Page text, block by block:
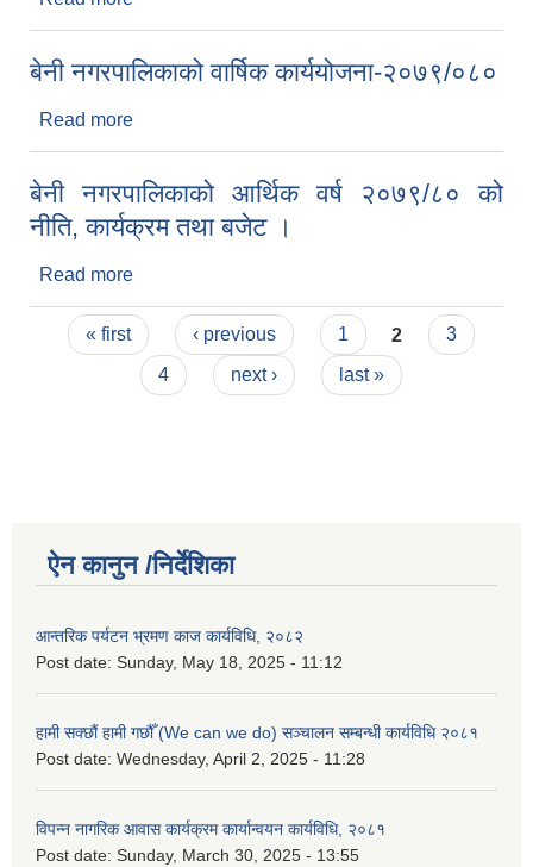
बेनी नगरपालिकाको वार्षिक कार्ययोजना-२०७९/०८०
Read more
बेनी नगरपालिकाको आर्थिक वर्ष २०७९/८० को
नीति, कार्यक्रम तथा बजेट ।
Read more
Pages
« first ‹ previous 1 2
3
4
next › last »
ऐन कानुन /निर्देशिका
आन्तरिक पर्यटन भ्रमण काज कार्यविधि, २०८२
Post date: Sunday, May 18, 2025 - 11:12
हामी सक्छौं हामी गछौँ (We can we do) सञ्चालन सम्बन्धी कार्यविधि २०८१
Post date: Wednesday, April 2, 2025 - 11:28
विपन्न नागरिक आवास कार्यक्रम कार्यान्वयन कार्यविधि, २०८१
Post date: Sunday, March 30, 2025 - 13:55